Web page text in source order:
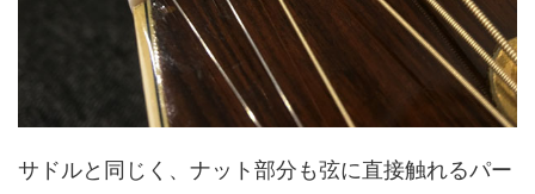
サドルと同じく、ナット部分も弦に直接触れるパー